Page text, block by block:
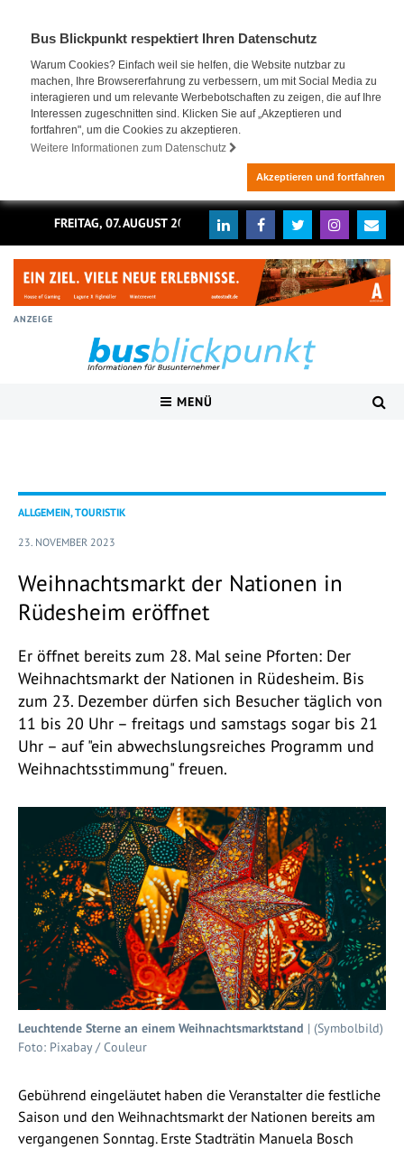
Bus Blickpunkt respektiert Ihren Datenschutz
Warum Cookies? Einfach weil sie helfen, die Website nutzbar zu
machen, Ihre Browsererfahrung zu verbessern, um mit Social Media zu
interagieren und um relevante Werbebotschaften zu zeigen, die auf Ihre
Interessen zugeschnitten sind. Klicken Sie auf „Akzeptieren und
fortfahren", um die Cookies zu akzeptieren.
Weitere Informationen zum Datenschutz
Akzeptieren und fortfahren
FREITAG, 07. AUGUST 2026
ANZEIGE
MENÜ
ALLGEMEIN, TOURISTIK
23. NOVEMBER 2023
Weihnachtsmarkt der Nationen in
Rüdesheim eröffnet
Er öffnet bereits zum 28. Mal seine Pforten: Der
Weihnachtsmarkt der Nationen in Rüdesheim. Bis
zum 23. Dezember dürfen sich Besucher täglich von
11 bis 20 Uhr – freitags und samstags sogar bis 21
Uhr – auf "ein abwechslungsreiches Programm und
Weihnachtsstimmung" freuen.
Leuchtende Sterne an einem Weihnachtsmarktstand | (Symbolbild)
Foto: Pixabay / Couleur
Gebührend eingeläutet haben die Veranstalter die festliche
Saison und den Weihnachtsmarkt der Nationen bereits am
vergangenen Sonntag. Erste Stadträtin Manuela Bosch